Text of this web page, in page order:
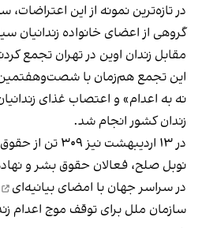
گروهی از اعضای خانواده زندانیان
مقابل زندان اوین در تهران تجمع
این تجمع هم‌زمان با شصت‌وهفتمین
زندان کشور انجام شد.
در ۱۳ اردیبهشت‌
نوبل صلح، فعالان حقوق بشر و
در سراسر جهان با امضای بیانیه‌ای
سازمان ملل برای توقف موج اعدام